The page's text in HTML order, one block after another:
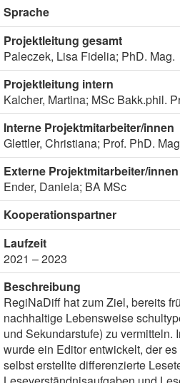
Sprache
Projektleitung gesamt
Paleczek, Lisa Fidelia; PhD. Mag.
Projektleitung intern
Kalcher, Martina; MSc Bakk.phil.
Interne Projektmitarbeiter/innen
Glettler, Christiana; Prof. PhD.
Externe Projektmitarbeiter/innen
Ender, Daniela; BA MSc
Kooperationspartner
Laufzeit
2021 – 2023
Beschreibung
RegiNaDiff hat zum Ziel, bereits
nachhaltige Lebensweise
und Sekundarstufe) zu vermitteln.
wurde ein Editor entwickelt, der
selbst erstellte differenzierte